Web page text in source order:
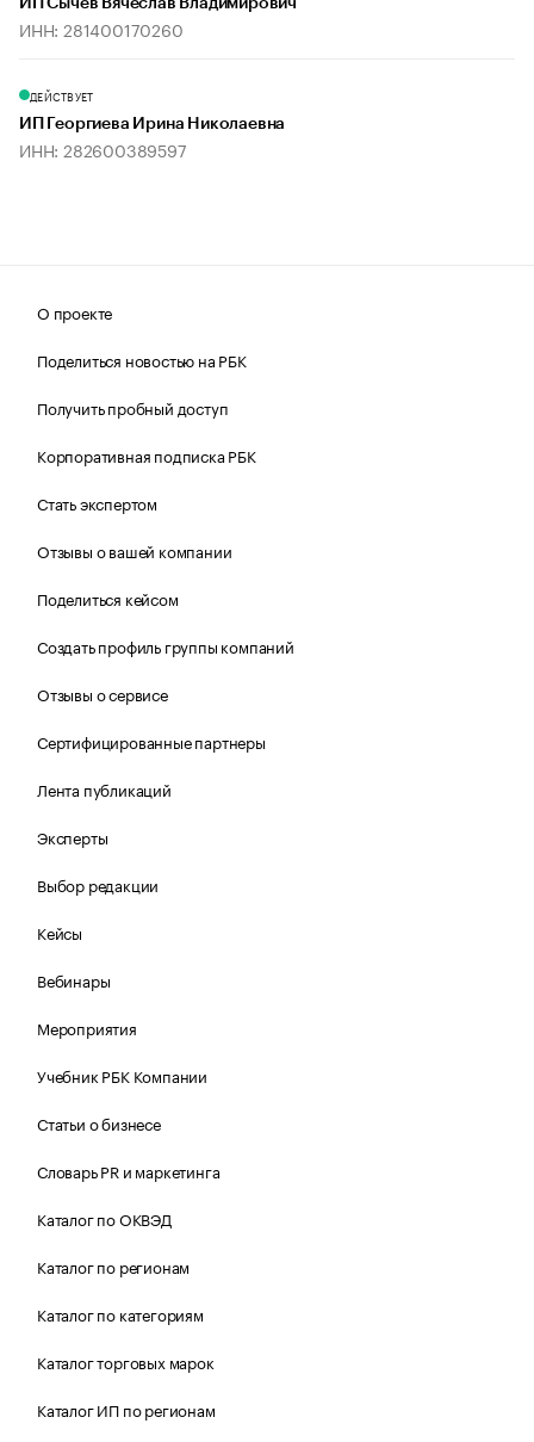
ИП Сычев Вячеслав Владимирович
ИНН: 281400170260
ДЕЙСТВУЕТ
ИП Георгиева Ирина Николаевна
ИНН: 282600389597
О проекте
Поделиться новостью на РБК
Получить пробный доступ
Корпоративная подписка РБК
Стать экспертом
Отзывы о вашей компании
Поделиться кейсом
Создать профиль группы компаний
Отзывы о сервисе
Сертифицированные партнеры
Лента публикаций
Эксперты
Выбор редакции
Кейсы
Вебинары
Мероприятия
Учебник РБК Компании
Статьи о бизнесе
Словарь PR и маркетинга
Каталог по ОКВЭД
Каталог по регионам
Каталог по категориям
Каталог торговых марок
Каталог ИП по регионам